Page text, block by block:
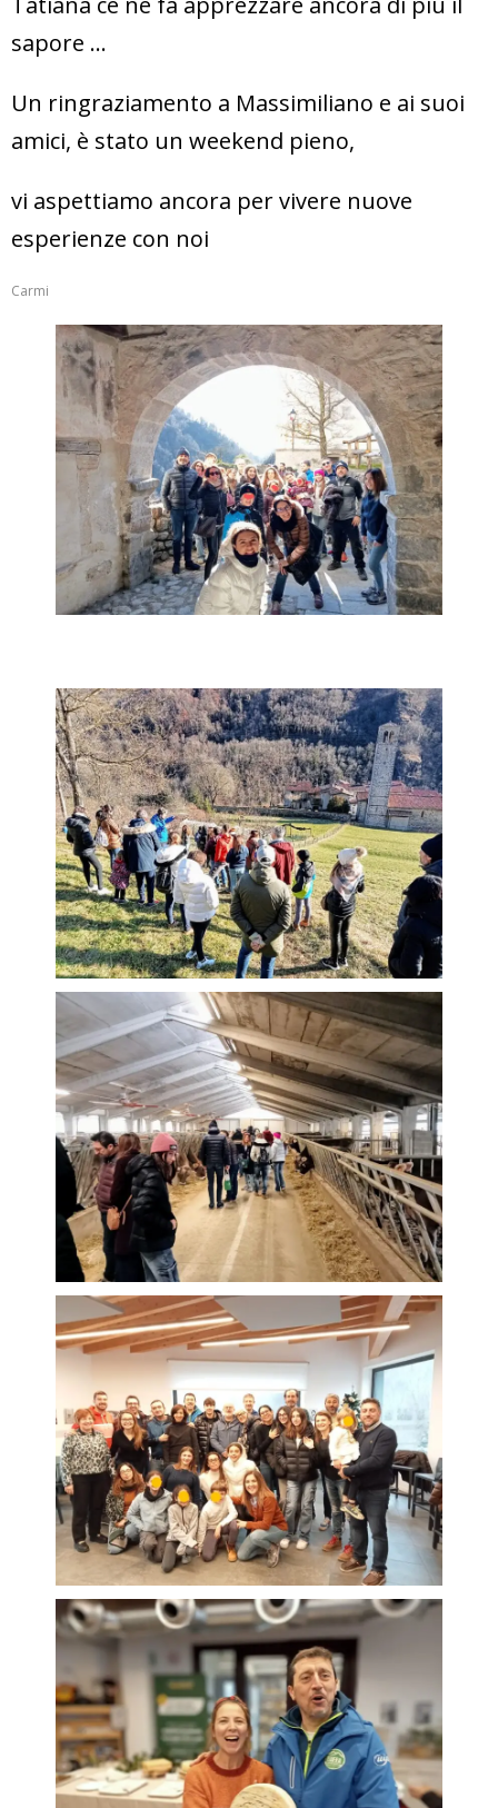
sapore …
Un ringraziamento a Massimiliano e ai suoi
amici, è stato un weekend pieno,
vi aspettiamo ancora per vivere nuove
esperienze con noi
Carmi